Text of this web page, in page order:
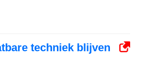
techniek blijven